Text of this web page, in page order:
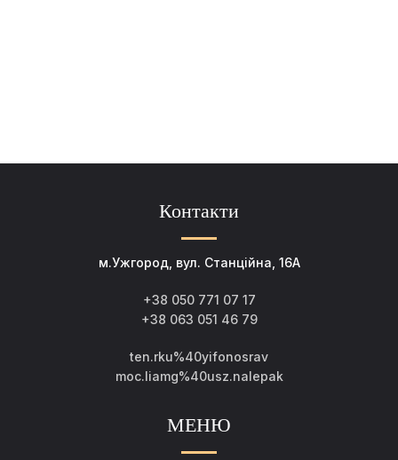
Контакти
м.Ужгород, вул. Станційна, 16А
+38 050 771 07 17
+38 063 051 46 79
ten.rku%40yifonosrav
moc.liamg%40usz.nalepak
МЕНЮ